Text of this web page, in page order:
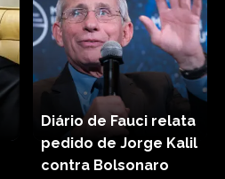
Diário de Fauci relata
pedido de Jorge Kalil
contra Bolsonaro